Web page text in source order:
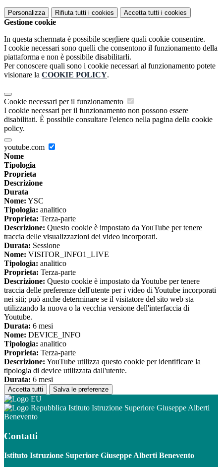
Personalizza Rifiuta tutti i cookies Accetta tutti i cookies
Gestione cookie
In questa schermata è possibile scegliere quali cookie consentire.
I cookie necessari sono quelli che consentono il funzionamento della
piattaforma e non è possibile disabilitarli.
Per conoscere quali sono i cookie necessari al funzionamento potete
visionare la COOKIE POLICY.
Cookie necessari per il funzionamento
I cookie necessari per il funzionamento non possono essere
disabilitati. È possibile consultare l'elenco nella pagina della cookie
policy.
youtube.com
Nome
Tipologia
Proprieta
Descrizione
Durata
Nome: YSC
Tipologia: analitico
Proprieta: Terza-parte
Descrizione: Questo cookie è impostato da YouTube per tenere
traccia delle visualizzazioni dei video incorporati.
Durata: Sessione
Nome: VISITOR_INFO1_LIVE
Tipologia: analitico
Proprieta: Terza-parte
Descrizione: Questo cookie è impostato da Youtube per tenere
traccia delle preferenze dell'utente per i video di Youtube incorporati
nei siti; può anche determinare se il visitatore del sito web sta
utilizzando la nuova o la vecchia versione dell'interfaccia di
Youtube.
Durata: 6 mesi
Nome: DEVICE_INFO
Tipologia: analitico
Proprieta: Terza-parte
Descrizione: YouTube utilizza questo cookie per identificare la
tipologia di device utilizzata dall'utente.
Durata: 6 mesi
Accetta tutti Salva le preferenze
Istituto Istruzione Superiore Giuseppe Alberti
Benevento
Contatti
Istituto Istruzione Superiore Giuseppe Alberti Benevento